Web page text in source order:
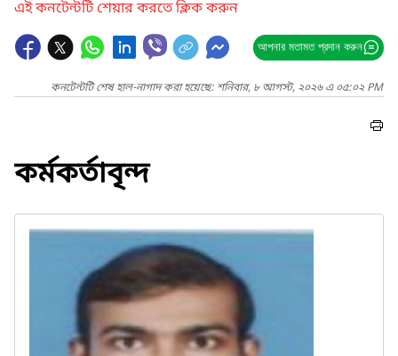
এই কনটেন্টটি শেয়ার করতে ক্লিক করুন
আপনার মতামত প্রদান করুন
কনটেন্টটি শেষ হাল-নাগাদ করা হয়েছে: শনিবার, ৮ আগস্ট, ২০২৬ এ ০৫:০২ PM
কর্মকর্তাবৃন্দ